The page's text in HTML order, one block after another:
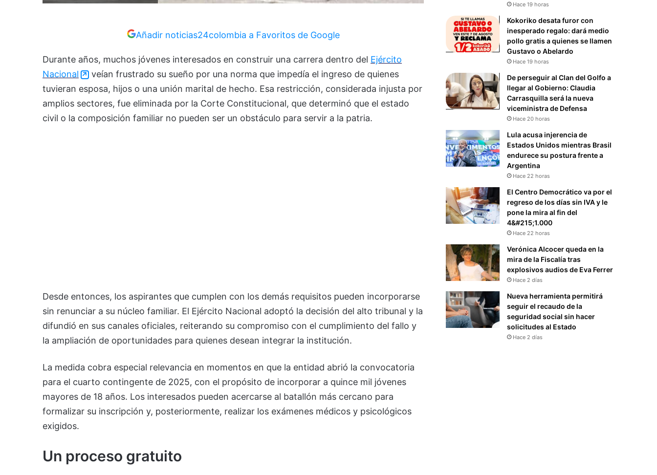
Añadir noticias24colombia a Favoritos de Google
Durante años, muchos jóvenes interesados en construir una carrera dentro del Ejército
Nacional
veían frustrado su sueño por una norma que impedía el ingreso de quienes
tuvieran esposa, hijos o una unión marital de hecho. Esa restricción, considerada injusta por
amplios sectores, fue eliminada por la Corte Constitucional, que determinó que el estado
civil o la composición familiar no pueden ser un obstáculo para servir a la patria.
Desde entonces, los aspirantes que cumplen con los demás requisitos pueden incorporarse
sin renunciar a su núcleo familiar. El Ejército Nacional adoptó la decisión del alto tribunal y la
difundió en sus canales oficiales, reiterando su compromiso con el cumplimiento del fallo y
la ampliación de oportunidades para quienes desean integrar la institución.
La medida cobra especial relevancia en momentos en que la entidad abrió la convocatoria
para el cuarto contingente de 2025, con el propósito de incorporar a quince mil jóvenes
mayores de 18 años. Los interesados pueden acercarse al batallón más cercano para
formalizar su inscripción y, posteriormente, realizar los exámenes médicos y psicológicos
exigidos.
Un proceso gratuito
Hace 19 horas
Kokoriko desata furor con
inesperado regalo: dará medio
pollo gratis a quienes se llamen
Gustavo o Abelardo
Hace 19 horas
De perseguir al Clan del Golfo a
llegar al Gobierno: Claudia
Carrasquilla será la nueva
viceministra de Defensa
Hace 20 horas
Lula acusa injerencia de
Estados Unidos mientras Brasil
endurece su postura frente a
Argentina
Hace 22 horas
El Centro Democrático va por el
regreso de los días sin IVA y le
pone la mira al fin del
4&#215;1.000
Hace 22 horas
Verónica Alcocer queda en la
mira de la Fiscalía tras
explosivos audios de Eva Ferrer
Hace 2 días
Nueva herramienta permitirá
seguir el recaudo de la
seguridad social sin hacer
solicitudes al Estado
Hace 2 días